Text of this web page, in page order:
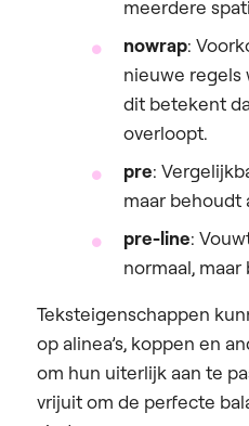
meerdere
nowrap:
nieuwe regels
dit betekent
overloopt.
pre:
maar behoudt
pre-line:
normaal,
Teksteigenschappen
op alinea’s, koppen en
om hun uiterlijk aan te
vrijuit om de perfecte